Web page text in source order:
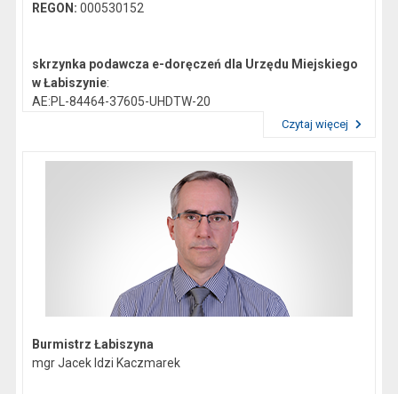
REGON:000530152
skrzynka podawcza e-doręczeń dla Urzędu Miejskiego
w Łabiszynie:
AE:PL-84464-37605-UHDTW-20
skrzynka podawcza epuap:
Czytaj więcej
Burmistrz Łabiszyna
mgr Jacek Idzi Kaczmarek